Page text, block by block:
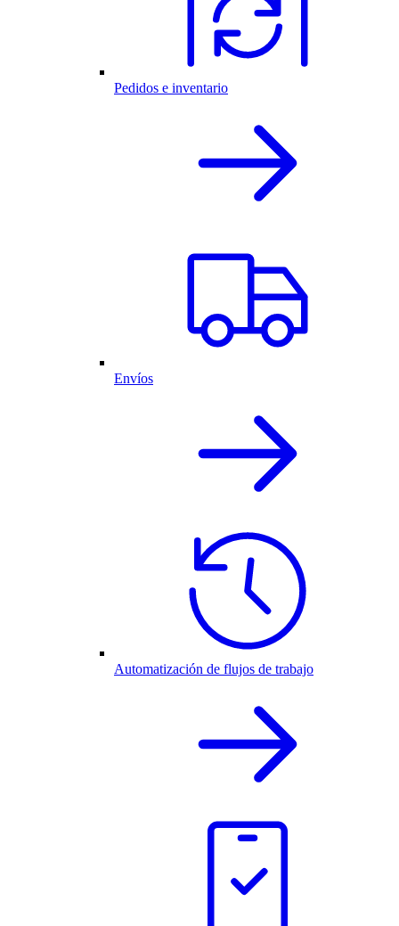
Pedidos e inventario
Envíos
Automatización de flujos de trabajo